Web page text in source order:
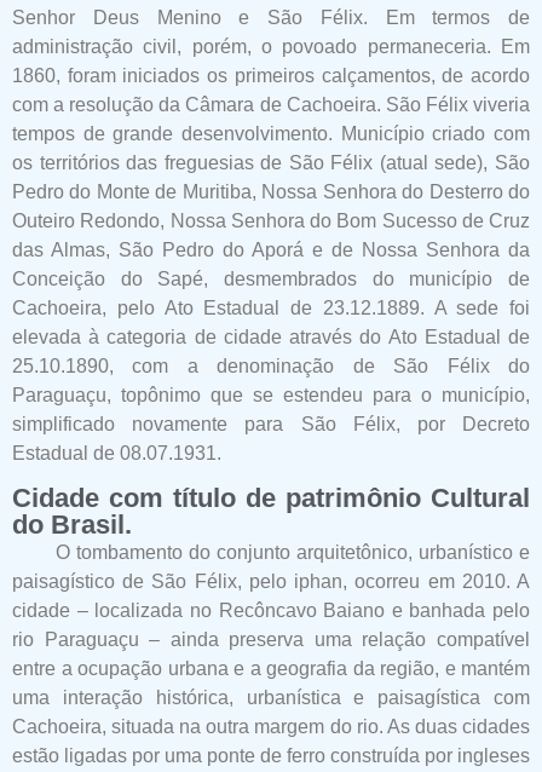
Senhor Deus Menino e São Félix. Em termos de
administração civil, porém, o povoado permaneceria. Em
1860, foram iniciados os primeiros calçamentos, de acordo
com a resolução da Câmara de Cachoeira. São Félix viveria
tempos de grande desenvolvimento. Município criado com
os territórios das freguesias de São Félix (atual sede), São
Pedro do Monte de Muritiba, Nossa Senhora do Desterro do
Outeiro Redondo, Nossa Senhora do Bom Sucesso de Cruz
das Almas, São Pedro do Aporá e de Nossa Senhora da
Conceição do Sapé, desmembrados do município de
Cachoeira, pelo Ato Estadual de 23.12.1889. A sede foi
elevada à categoria de cidade através do Ato Estadual de
25.10.1890, com a denominação de São Félix do
Paraguaçu, topônimo que se estendeu para o município,
simplificado novamente para São Félix, por Decreto
Estadual de 08.07.1931.
Cidade com título de patrimônio Cultural
do Brasil.
O tombamento do conjunto arquitetônico, urbanístico e
paisagístico de São Félix, pelo iphan, ocorreu em 2010. A
cidade – localizada no Recôncavo Baiano e banhada pelo
rio Paraguaçu – ainda preserva uma relação compatível
entre a ocupação urbana e a geografia da região, e mantém
uma interação histórica, urbanística e paisagística com
Cachoeira, situada na outra margem do rio. As duas cidades
estão ligadas por uma ponte de ferro construída por ingleses